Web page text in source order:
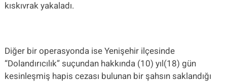
kıskıvrak yakaladı.
Diğer bir operasyonda ise Yenişehir ilçesinde
“Dolandırıcılık” suçundan hakkında (10) yıl(18) gün
kesinleşmiş hapis cezası bulunan bir şahsın saklandığı